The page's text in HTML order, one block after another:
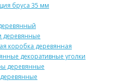
бруса 35 мм
деревянные
коробка деревянная
декоративные уголки
деревянные